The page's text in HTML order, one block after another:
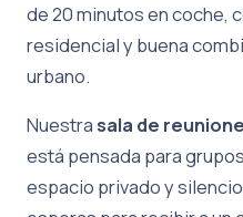
de 20 minutos en coche,
residencial y buena
urbano.
Nuestrasala de
está pensada para
espacio privado y